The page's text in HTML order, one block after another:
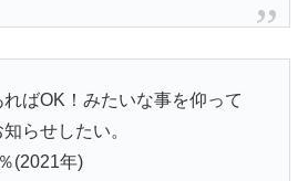
ばOK！みたいな事を仰って
らせしたい。
(2021年)